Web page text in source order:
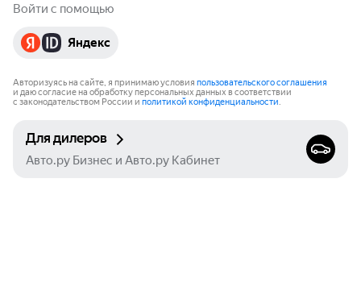
Войти с помощью
Яндекс
Авторизуясь на сайте, я принимаю условия пользовательского соглашения
и даю согласие на обработку персональных данных в соответствии
с законодательством России и политикой конфиденциальности.
Для дилеров
Авто.ру Бизнес и Авто.ру Кабинет